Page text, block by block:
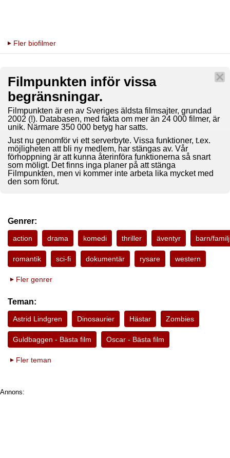
Fler biofilmer
Filmpunkten inför vissa
begränsningar.
Filmpunkten är en av Sveriges äldsta filmsajter, grundad
2002 (!). Databasen, med fakta om mer än 24 000 filmer, är
unik. Närmare 350 000 betyg har satts.
Just nu genomför vi ett serverbyte. Vissa funktioner, t.ex.
möjligheten att bli ny medlem, har stängas av. Vår
förhoppning är att kunna återinföra funktionerna så snart
som möligt. Det finns inga planer på att stänga
Filmpunkten, men vi kommer inte arbeta lika mycket med
den som förut.
Genrer:
action drama komedi thriller äventyr barn/familj
romantik sci-fi dokumentär rysare western
Fler genrer
Teman:
Astrid Lindgren Dinosaurier Hästar Zombies
Guldbaggen - Bästa film Oscar - Bästa film
Fler teman
Annons: